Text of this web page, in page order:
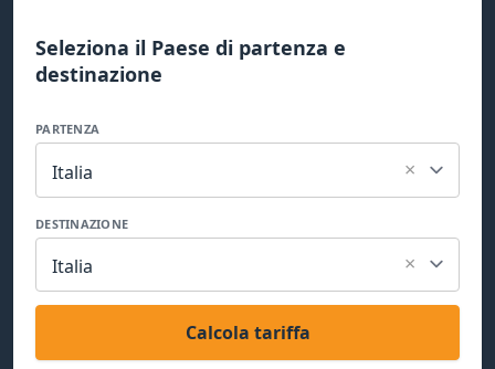
Seleziona il Paese di partenza e
destinazione
PARTENZA
Italia ×
DESTINAZIONE
Italia ×
Calcola tariffa